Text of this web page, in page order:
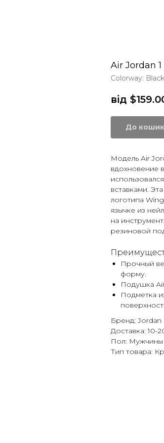
Air Jordan
Colorway:
від $
До
Модель Air
вдохновение
вставками.
логотипа
язычке из
на
резиновой
Прочный
форму.
Подушка
Подметка
Бренд: Jordan
Доставка: 10-
Пол: Мужчины
Тип товара: